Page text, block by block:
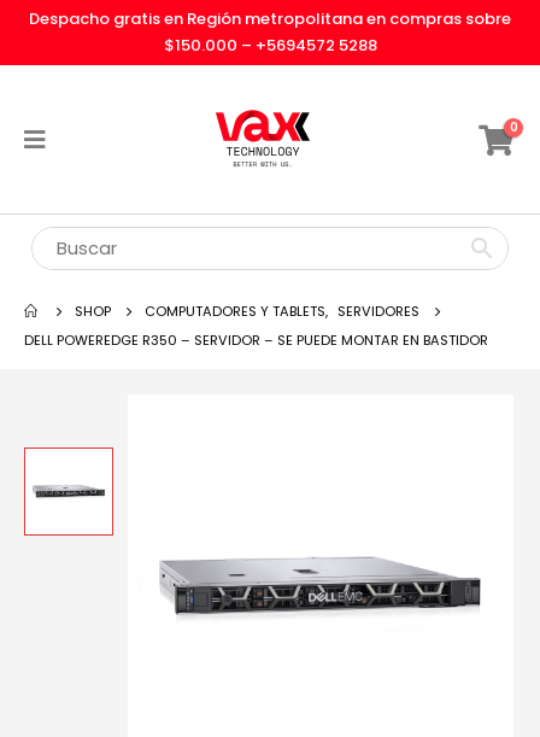
Despacho gratis en Región metropolitana en compras sobre
$150.000 – +5694572 5288
0
SHOP COMPUTADORES Y TABLETS, SERVIDORES
DELL POWEREDGE R350 – SERVIDOR – SE PUEDE MONTAR EN BASTIDOR